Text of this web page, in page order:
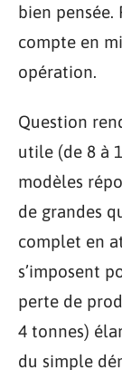
bien pensée.
compte en
opération.
Question
utile (de 8 à
modèles
de grandes
complet en
s’imposent
perte de
4 tonnes)
du simple